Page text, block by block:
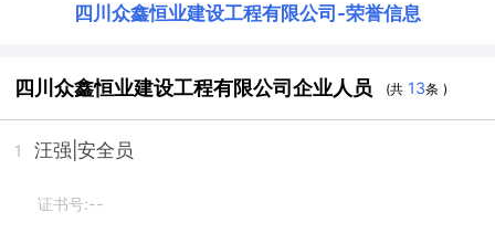
四川众鑫恒业建设工程有限公司 -荣誉信息
四川众鑫恒业建设工程有限公司企业人员 (共 13条 )
1 汪强 |安全员
证书号:--